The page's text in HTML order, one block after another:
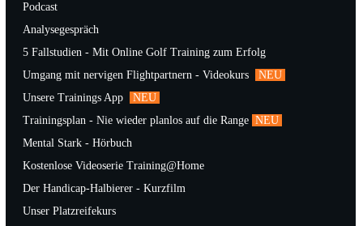
Podcast
Analysegespräch
5 Fallstudien - Mit Online Golf Training zum Erfolg
Umgang mit nervigen Flightpartnern - Videokurs
NEU
Unsere Trainings App
NEU
Trainingsplan - Nie wieder planlos auf die Range NEU
Mental Stark - Hörbuch
Kostenlose Videoserie Training@Home
Der Handicap-Halbierer - Kurzfilm
Unser Platzreifekurs